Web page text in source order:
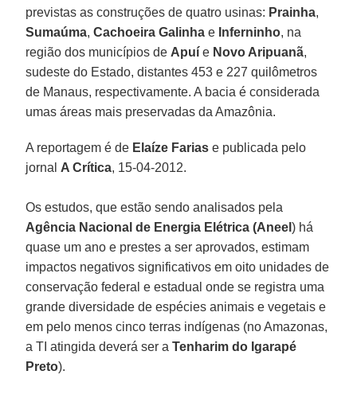
previstas as construções de quatro usinas: Prainha,
Sumaúma,Cachoeira Galinha e Inferninho, na
região dos municípios de Apuíe Novo Aripuanã,
sudeste do Estado, distantes 453 e 227 quilômetros
de Manaus, respectivamente. A bacia é considerada
umas áreas mais preservadas da Amazônia.
A reportagem é de Elaíze Farias e publicada pelo
jornal A Crítica, 15-04-2012.
Os estudos, que estão sendo analisados pela
Agência Nacional de Energia Elétrica (Aneel) há
quase um ano e prestes a ser aprovados, estimam
impactos negativos significativos em oito unidades de
conservação federal e estadual onde se registra uma
grande diversidade de espécies animais e vegetais e
em pelo menos cinco terras indígenas (no Amazonas,
a TI atingida deverá ser aTenharim do Igarapé
Preto).